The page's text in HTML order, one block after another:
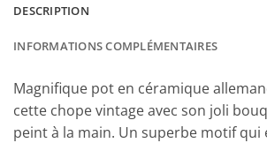
DESCRIPTION
INFORMATIONS COMPLÉMENTAIRES
Magnifique pot en céramique
cette chope vintage avec son joli
peint à la main. Un superbe motif qui